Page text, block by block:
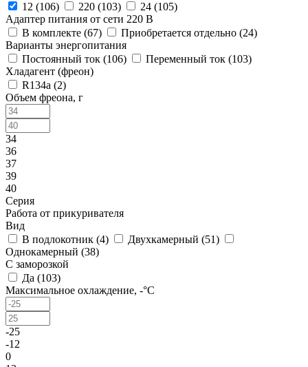
12 (106) 220 (103) 24 (105)
Адаптер питания от сети 220 В
В комплекте (67) Приобретается отдельно (24)
Варианты энергопитания
Постоянный ток (106) Переменный ток (103)
Хладагент (фреон)
R134a (2)
Объем фреона, г
34
36
37
39
40
Серия
Работа от прикуривателя
Вид
В подлокотник (4) Двухкамерный (51)
Однокамерный (38)
С заморозкой
Да (103)
Максимальное охлаждение, -°C
-25
-12
0